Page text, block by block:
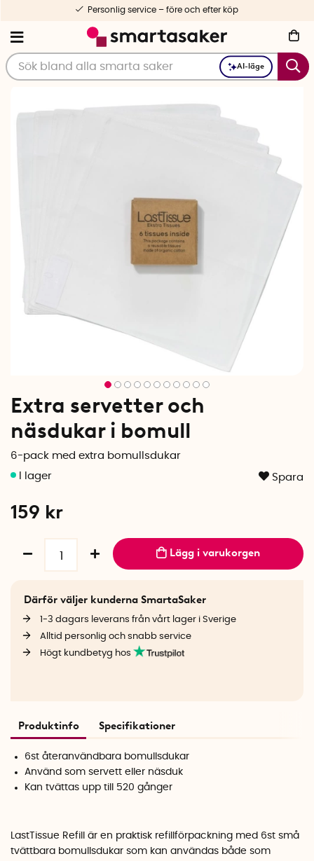
AI-läge
Personlig service – före och efter köp
Extra servetter och
näsdukar i bomull
6-pack med extra bomullsdukar
Spara
159 kr
Lägg i varukorgen
Därför väljer kunderna SmartaSaker
1-3 dagars leverans från vårt lager i Sverige
Alltid personlig och snabb service
Högt kundbetyg hos
Produktinfo Specifikationer
6st återanvändbara bomullsdukar
Använd som servett eller näsduk
Kan tvättas upp till 520 gånger
LastTissue Refill är en praktisk refillförpackning med 6st små
tvättbara bomullsdukar som kan användas både som